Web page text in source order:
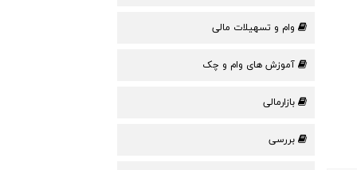
وام و تسهیلات مالی
آموزش های وام و چک
بازارمالی
بررسی